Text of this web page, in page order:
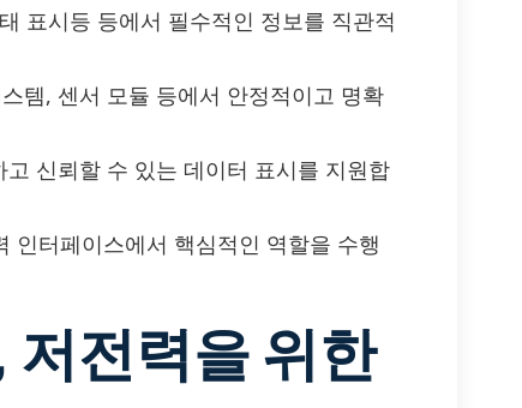
표시등 등에서 필수적인 정보를 직관적
템, 센서 모듈 등에서 안정적이고 명확
신뢰할 수 있는 데이터 표시를 지원합
인터페이스에서 핵심적인 역할을 수행
전력을 위한